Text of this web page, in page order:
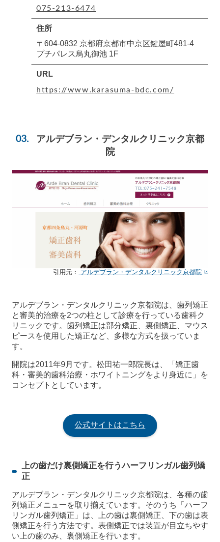
075-213-6474
住所
〒604-0832 京都府京都市中京区鍵屋町481-4
プチパレス烏丸御池 1F
URL
https://www.karasuma-bdc.com/
アルデブラン・デンタルクリニック京都
院
引用元： アルデブラン・デンタルクリニック京都院
アルデブラン・デンタルクリニック京都院は、歯列矯正
と審美的治療を2つの柱として診療を行っている歯科ク
リニックです。歯列矯正は部分矯正、裏側矯正、マウス
ピースを使用した矯正など、多様な方式を扱っていま
す。
開院は2011年9月です。松田祐一郎院長は、「矯正歯
科・審美的歯科治療・ホワイトニングをより身近に」を
コンセプトとしています。
公式サイトはこちら
上の歯だけ裏側矯正を行うハーフリンガル歯列矯
正
アルデブラン・デンタルクリニック京都院は、各種の歯
列矯正メニューを取り揃えています。そのうち「ハーフ
リンガル歯列矯正」は、上の歯は裏側矯正、下の歯は表
側矯正を行う方法です。表側矯正では装置が目立ちやす
い上の歯のみ、裏側矯正を行います。